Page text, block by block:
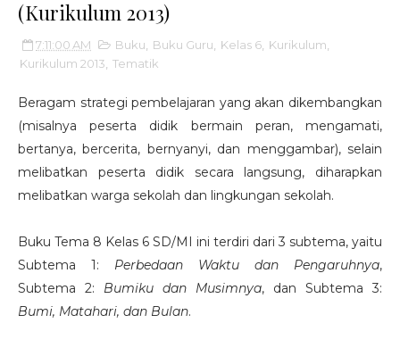
(Kurikulum 2013)
7:11:00 AM Buku Buku Guru Kelas 6 Kurikulum
Kurikulum 2013 Tematik
Beragam strategi pembelajaran yang akan dikembangkan
(misalnya peserta didik bermain peran, mengamati,
bertanya, bercerita, bernyanyi, dan menggambar), selain
melibatkan peserta didik secara langsung, diharapkan
melibatkan warga sekolah dan lingkungan sekolah.
Buku Tema 8 Kelas 6 SD/MI ini terdiri dari 3 subtema, yaitu
Subtema 1: Perbedaan Waktu dan Pengaruhnya,
Subtema 2: Bumiku dan Musimnya, dan Subtema 3:
Bumi, Matahari, dan Bulan.